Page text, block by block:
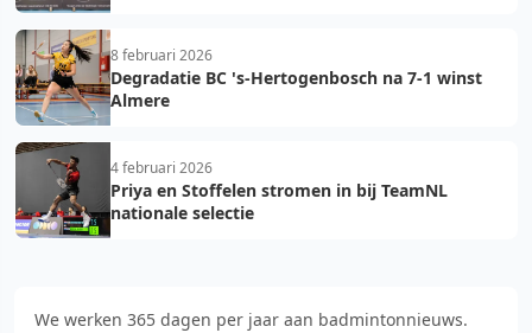
8 februari 2026
Degradatie BC 's-Hertogenbosch na 7-1 winst
Almere
4 februari 2026
Priya en Stoffelen stromen in bij TeamNL
nationale selectie
We werken 365 dagen per jaar aan badmintonnieuws.